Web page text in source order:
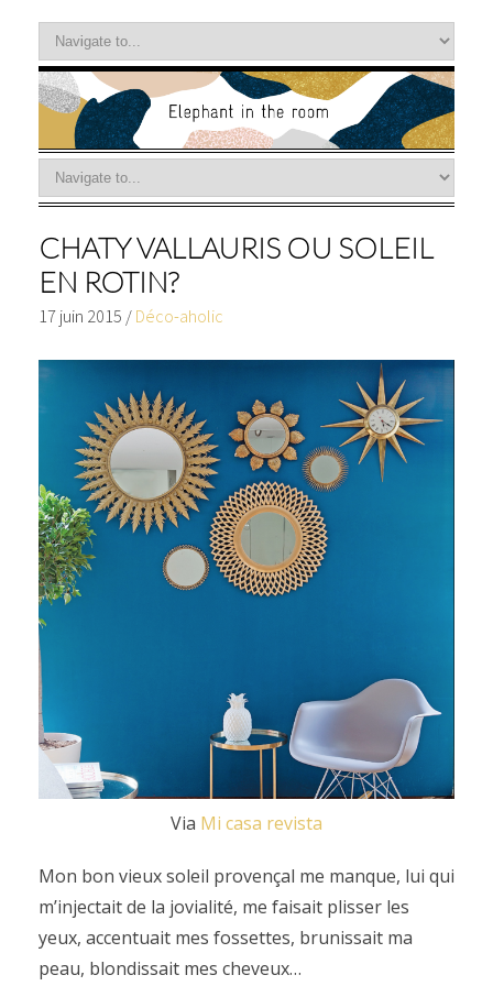
CHATY VALLAURIS OU SOLEIL
EN ROTIN?
17 juin 2015 / Déco-aholic
Via Mi casa revista
Mon bon vieux soleil provençal me manque, lui qui
m’injectait de la jovialité, me faisait plisser les
yeux, accentuait mes fossettes, brunissait ma
peau, blondissait mes cheveux…